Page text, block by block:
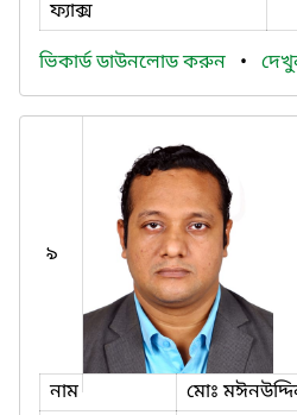
ফ্যাক্স
ভিকার্ড ডাউনলোড করুন •
৯
নাম
মোঃ